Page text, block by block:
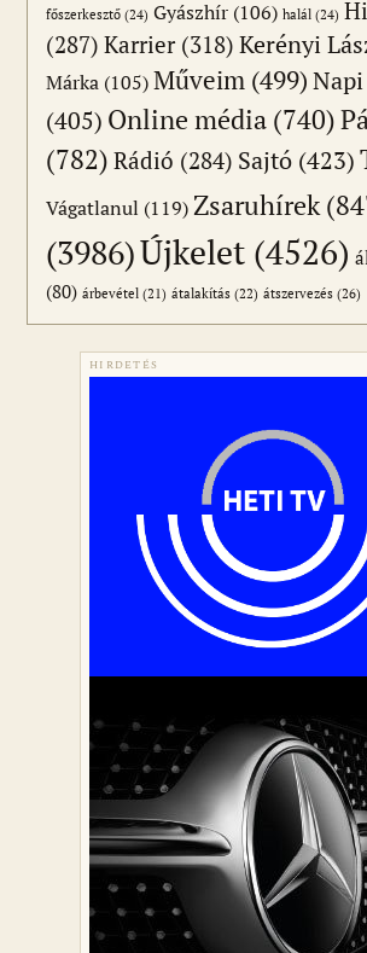
főszerkesztő (24) Gyászhír (106) halál (24)
(287) Karrier(318) Kerényi
Márka (105) Műveim (499)
(405) Online média (740)
(782) Rádió (284) Sajtó (423)
Vágatlanul (119)Zsaruhírek
(3986)Újkelet (4526)
(80) árbevétel (21) átalakítás (22) átszervezés (26)
HIRDETÉS